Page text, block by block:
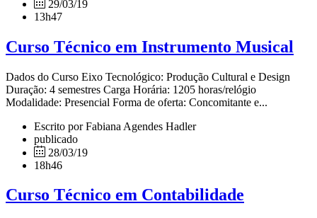
29/03/19
13h47
Curso Técnico em Instrumento Musical
Dados do Curso Eixo Tecnológico: Produção Cultural e Design
Duração: 4 semestres Carga Horária: 1205 horas/relógio
Modalidade: Presencial Forma de oferta: Concomitante e...
Escrito por Fabiana Agendes Hadler
publicado
28/03/19
18h46
Curso Técnico em Contabilidade